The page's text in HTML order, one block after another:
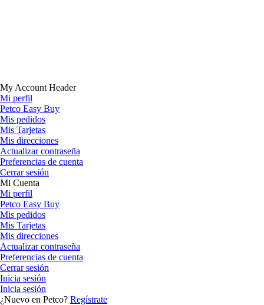
My Account Header
Mi perfil
Petco Easy Buy
Mis pedidos
Mis Tarjetas
Mis direcciones
Actualizar contraseña
Preferencias de cuenta
Cerrar sesión
Mi Cuenta
Mi perfil
Petco Easy Buy
Mis pedidos
Mis Tarjetas
Mis direcciones
Actualizar contraseña
Preferencias de cuenta
Cerrar sesión
Inicia sesión
Inicia sesión
¿Nuevo en Petco? Regístrate